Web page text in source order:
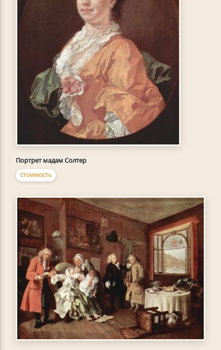
Портрет мадам Солтер
СТОИМОСТЬ